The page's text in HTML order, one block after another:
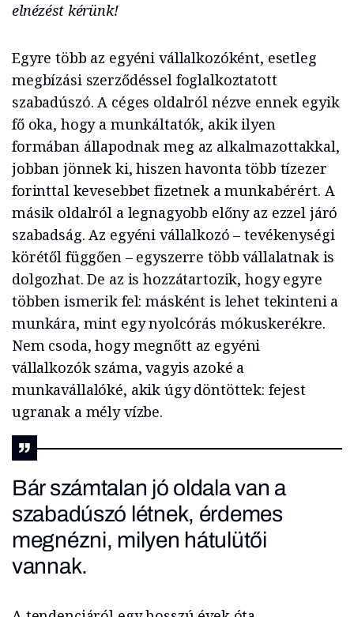
elnézést kérünk!
Egyre több az egyéni vállalkozóként, esetleg
megbízási szerződéssel foglalkoztatott
szabadúszó. A céges oldalról nézve ennek egyik
fő oka, hogy a munkáltatók, akik ilyen
formában állapodnak meg az alkalmazottakkal,
jobban jönnek ki, hiszen havonta több tízezer
forinttal kevesebbet fizetnek a munkabérért. A
másik oldalról a legnagyobb előny az ezzel járó
szabadság. Az egyéni vállalkozó – tevékenységi
körétől függően – egyszerre több vállalatnak is
dolgozhat. De az is hozzátartozik, hogy egyre
többen ismerik fel: másként is lehet tekinteni a
munkára, mint egy nyolcórás mókuskerékre.
Nem csoda, hogy megnőtt az egyéni
vállalkozók száma, vagyis azoké a
munkavállalóké, akik úgy döntöttek: fejest
ugranak a mély vízbe.
Bár számtalan jó oldala van a
szabadúszó létnek, érdemes
megnézni, milyen hátulütői
vannak.